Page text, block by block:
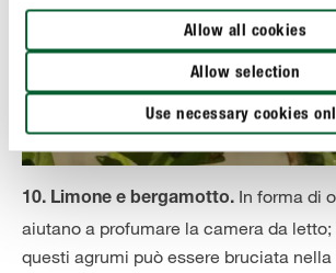
Allow all cookies
Allow selection
Use necessary cookies
10. Limone e bergamotto. In forma di
aiutano a profumare la camera da
questi agrumi può essere bruciata